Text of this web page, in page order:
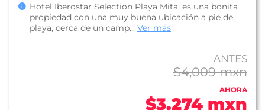
Hotel Iberostar Selection Playa Mita, es una bonita
propiedad con una muy buena ubicación a pie de
playa, cerca de un camp... Ver más
ANTES
$4,009 mxn
AHORA
$3,274 mxn